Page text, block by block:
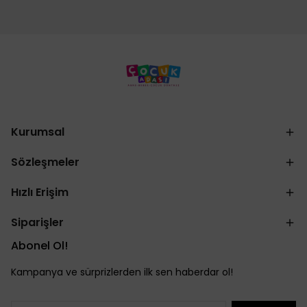
Kurumsal
Sözleşmeler
Hızlı Erişim
Siparişler
Abonel Ol!
Kampanya ve sürprizlerden ilk sen haberdar ol!